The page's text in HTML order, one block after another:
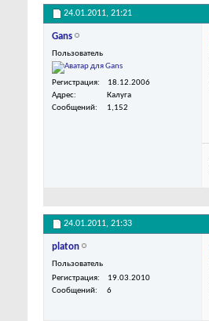
24.01.2011, 21:21
Gans
Пользователь
Регистрация
18.12.2006
Адрес
Калуга
Сообщений
1,152
24.01.2011, 21:33
platon
Пользователь
Регистрация
19.03.2010
Сообщений
6